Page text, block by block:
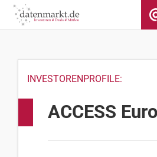
Skip
INVESTORENPROFILE:
ACCESS